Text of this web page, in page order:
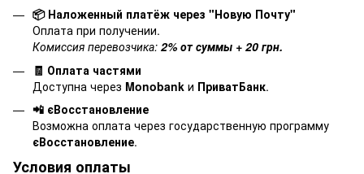
📦 Наложенный платёж через "Новую Почту"
Оплата при получении.
Комиссия перевозчика: 2% от суммы + 20 грн.
🧾 Оплата частями
Доступна через Monobank и ПриватБанк.
📲 єВосстановление
Возможна оплата через государственную программу
єВосстановление.
Условия оплаты